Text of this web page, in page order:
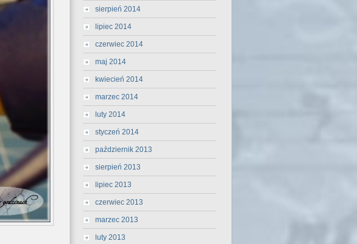
sierpień 2014
lipiec 2014
czerwiec 2014
maj 2014
kwiecień 2014
marzec 2014
luty 2014
styczeń 2014
październik 2013
sierpień 2013
lipiec 2013
czerwiec 2013
marzec 2013
luty 2013